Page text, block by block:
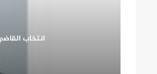
صاحب السمو الأمير الشيخ